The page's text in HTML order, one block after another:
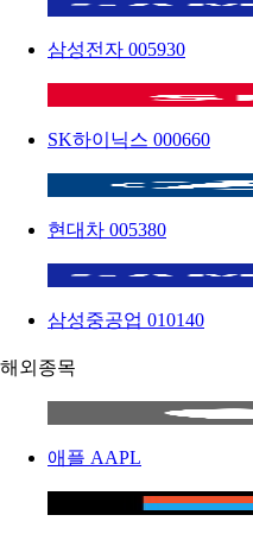
삼성전자 005930
SK하이닉스 000660
현대차 005380
삼성중공업 010140
해외종목
애플 AAPL